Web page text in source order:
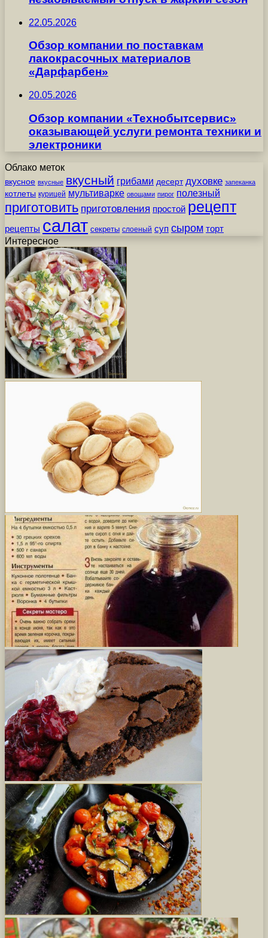
22.05.2026
Обзор компании по поставкам
лакокрасочных материалов
«Дарфарбен»
20.05.2026
Обзор компании «Технобытсервис»
оказывающей услуги ремонта техники и
электроники
Облако меток
вкусное вкусные вкусный грибами десерт духовке запеканка
котлеты курицей мультиварке овощами пирог полезный
приготовить приготовления простой рецепт
рецепты салат секреты слоеный суп сыром торт
Интересное